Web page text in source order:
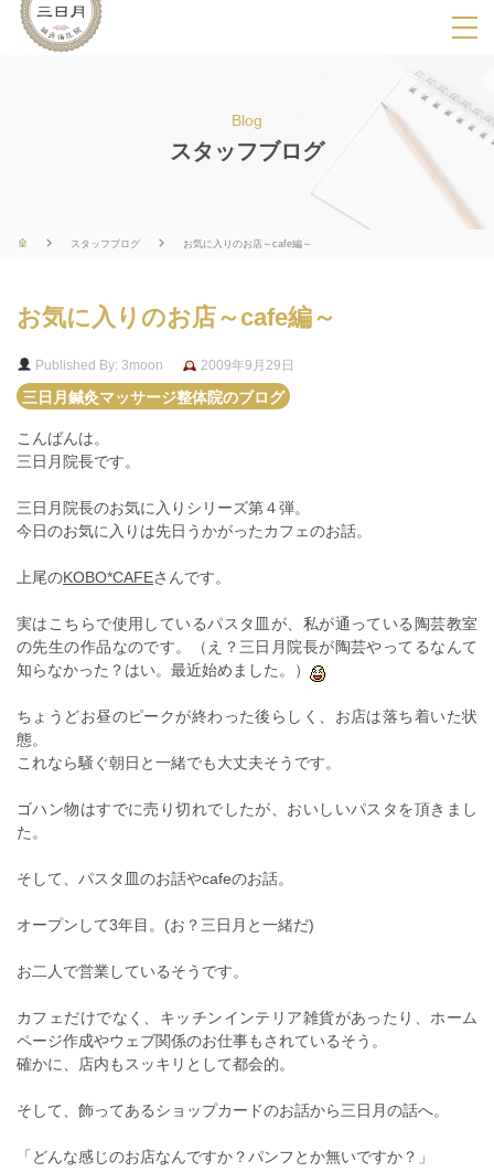
SPメニ
ー
展
用
ボ
Blog
スタッフブログ
スタッフブログ お気に入りのお店～cafe編～
お気に入りのお店～cafe編～
Published By: 3moon
2009年9月29日
三日月鍼灸マッサージ整体院のブログ
こんばんは。
三日月院長です。
三日月院長のお気に入りシリーズ第４弾。
今日のお気に入りは先日うかがったカフェのお話。
上尾のKOBO*CAFEさんです。
実はこちらで使用しているパスタ皿が、私が通っている陶芸教室
の先生の作品なのです。（え？三日月院長が陶芸やってるなんて
知らなかった？はい。最近始めました。）
ちょうどお昼のピークが終わった後らしく、お店は落ち着いた状
態。
これなら騒ぐ朝日と一緒でも大丈夫そうです。
ゴハン物はすでに売り切れでしたが、おいしいパスタを頂きまし
た。
そして、パスタ皿のお話やcafeのお話。
オープンして3年目。(お？三日月と一緒だ)
お二人で営業しているそうです。
カフェだけでなく、キッチンインテリア雑貨があったり、ホーム
ページ作成やウェブ関係のお仕事もされているそう。
確かに、店内もスッキリとして都会的。
そして、飾ってあるショップカードのお話から三日月の話へ。
「どんな感じのお店なんですか？パンフとか無いですか？」